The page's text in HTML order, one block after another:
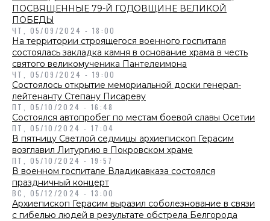
ПОСВЯЩЕННЫЕ 79-Й ГОДОВЩИНЕ ВЕЛИКОЙ
ПОБЕДЫ
ЧТ, 05/09/2024 - 18:00
На территории строящегося военного госпиталя
состоялась закладка камня в основание храма в честь
святого великомученика Пантелеимона
ЧТ, 05/09/2024 - 19:00
Состоялось открытие мемориальной доски генерал-
лейтенанту Степану Писареву
ПТ, 05/10/2024 - 16:48
Состоялся автопробег по местам боевой славы Осетии
ПТ, 05/10/2024 - 17:04
В пятницу Светлой седмицы архиепископ Герасим
возглавил Литургию в Покровском храме
ПТ, 05/10/2024 - 19:57
В военном госпитале Владикавказа состоялся
праздничный концерт
ВС, 05/12/2024 - 13:00
Архиепископ Герасим выразил соболезнование в связи
с гибелью людей в результате обстрела Белгорода